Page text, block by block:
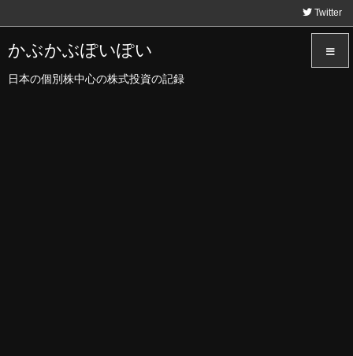
かぶかぶぽいぽい
日本の個別株中心の株式投資の記録
Twitter